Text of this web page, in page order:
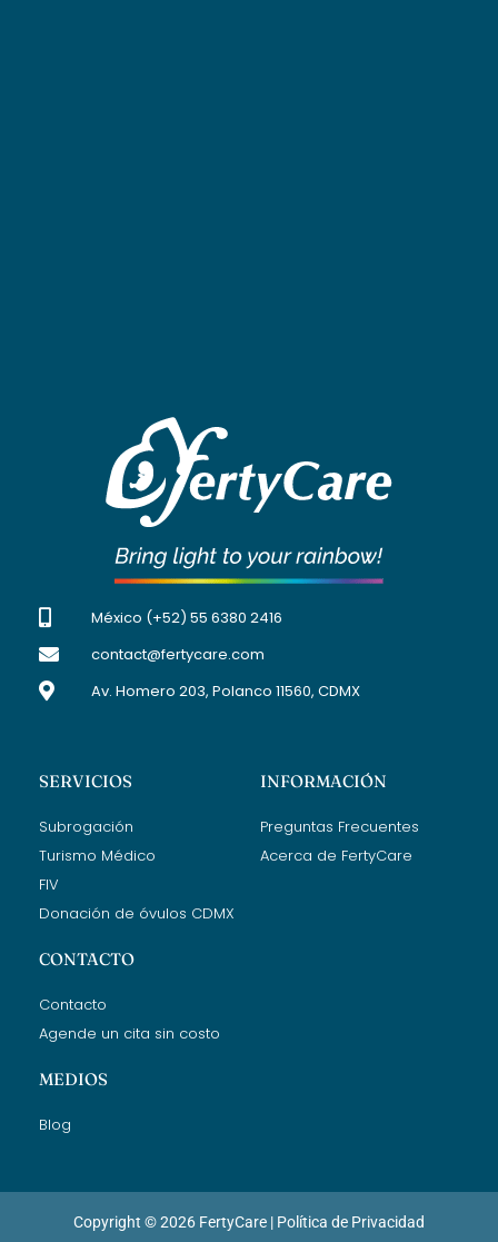
México (+52) 55 6380 2416
contact@fertycare.com
Av. Homero 203, Polanco 11560, CDMX
SERVICIOS
Subrogación
Turismo Médico
FIV
Donación de óvulos CDMX
INFORMACIÓN
Preguntas Frecuentes
Acerca de FertyCare
CONTACTO
Contacto
Agende un cita sin costo
MEDIOS
Blog
Copyright © 2026 FertyCare | Política de Privacidad